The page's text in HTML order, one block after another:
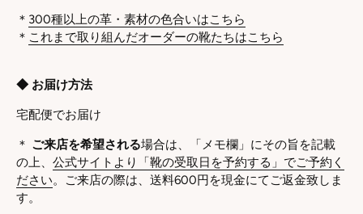
＊ 300種以上の革・素材の色合いはこちら
＊ これまで取り組んだオーダーの靴たちはこちら
◆ お届け方法
宅配便でお届け
＊ ご来店を希望される場合は、「メモ欄」にその旨を記載
の上、 公式サイトより「靴の受取日を予約する」でご予約く
ださい。ご来店の際は、送料600円を現金にてご返金致しま
す。